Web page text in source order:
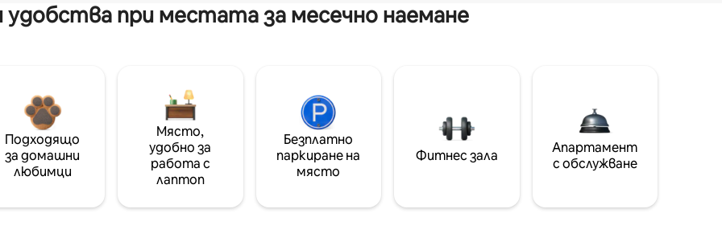
удобства при местата за месечно наемане
Подходящо
за домашни
любимци
Място,
удобно за
работа с
лаптоп
Безплатно
паркиране на
място
Фитнес зала
Апартамент
с обслужване